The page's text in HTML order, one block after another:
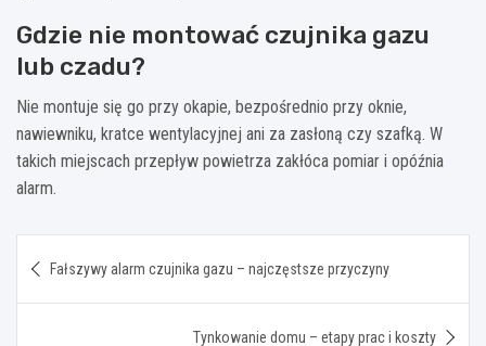
Gdzie nie montować czujnika gazu
lub czadu?
Nie montuje się go przy okapie, bezpośrednio przy oknie,
nawiewniku, kratce wentylacyjnej ani za zasłoną czy szafką. W
takich miejscach przepływ powietrza zakłóca pomiar i opóźnia
alarm.
wpisu
Fałszywy alarm czujnika gazu – najczęstsze przyczyny
Tynkowanie domu – etapy prac i koszty